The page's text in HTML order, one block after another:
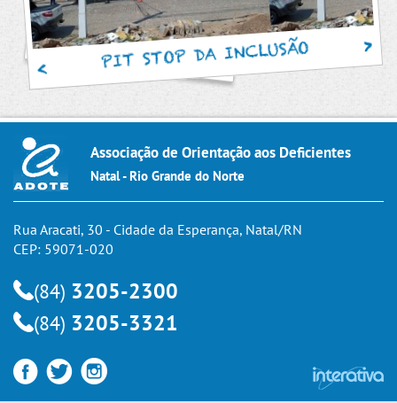
PIT STOP DA INCLUSÃO
Associação de Orientação aos Deficientes
Natal - Rio Grande do Norte
Rua Aracati, 30 - Cidade da Esperança, Natal/RN
CEP: 59071-020
(84) 3205-2300
(84) 3205-3321